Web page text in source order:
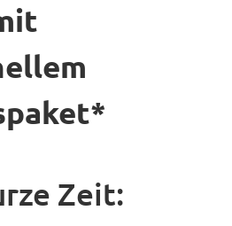
Zeit: